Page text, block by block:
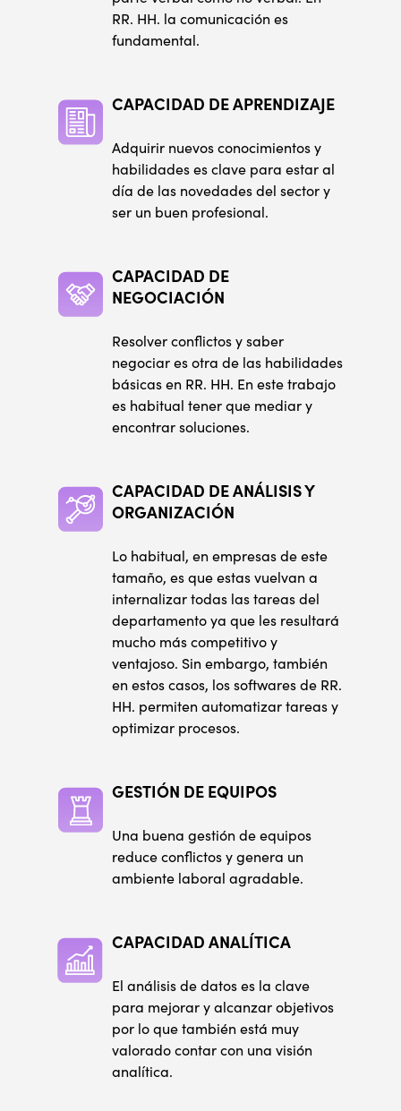
RR. HH. la comunicación es
fundamental.
CAPACIDAD DE APRENDIZAJE
Adquirir nuevos conocimientos y
habilidades es clave para estar al
día de las novedades del sector y
ser un buen profesional.
CAPACIDAD DE
NEGOCIACIÓN
Resolver conflictos y saber
negociar es otra de las habilidades
básicas en RR. HH. En este trabajo
es habitual tener que mediar y
encontrar soluciones.
CAPACIDAD DE ANÁLISIS Y
ORGANIZACIÓN
Lo habitual, en empresas de este
tamaño, es que estas vuelvan a
internalizar todas las tareas del
departamento ya que les resultará
mucho más competitivo y
ventajoso. Sin embargo, también
en estos casos, los softwares de RR.
HH. permiten automatizar tareas y
optimizar procesos.
GESTIÓN DE EQUIPOS
Una buena gestión de equipos
reduce conflictos y genera un
ambiente laboral agradable.
CAPACIDAD ANALÍTICA
El análisis de datos es la clave
para mejorar y alcanzar objetivos
por lo que también está muy
valorado contar con una visión
analítica.